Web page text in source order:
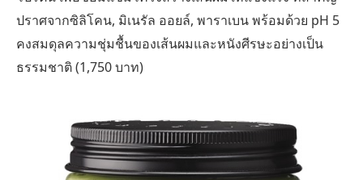
ปราศจากซิลิโคน, มิเนรัล ออยล์, พาราเบน พร้อมด้วย pH 5
คงสมดุลความชุ่มชื้นของเส้นผมและหนังศีรษะอย่างเป็น
ธรรมชาติ (1,750 บาท)